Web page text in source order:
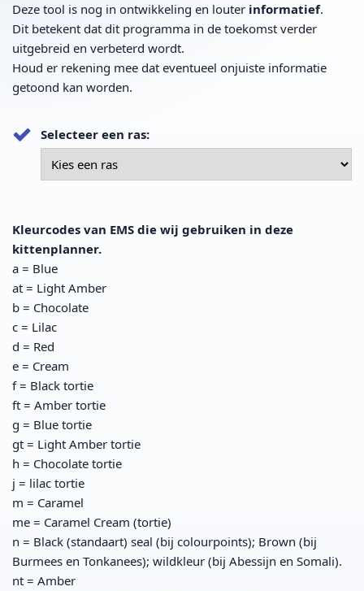
Deze tool is nog in ontwikkeling en louter informatief.
Dit betekent dat dit programma in de toekomst verder
uitgebreid en verbeterd wordt.
Houd er rekening mee dat eventueel onjuiste informatie
getoond kan worden.
Selecteer een ras:
Kleurcodes van EMS die wij gebruiken in deze
kittenplanner.
a = Blue
at = Light Amber
b = Chocolate
c = Lilac
d = Red
e = Cream
f = Black tortie
ft = Amber tortie
g = Blue tortie
gt = Light Amber tortie
h = Chocolate tortie
j = lilac tortie
m = Caramel
me = Caramel Cream (tortie)
n = Black (standaart) seal (bij colourpoints); Brown (bij
Burmees en Tonkanees); wildkleur (bij Abessijn en Somali).
nt = Amber